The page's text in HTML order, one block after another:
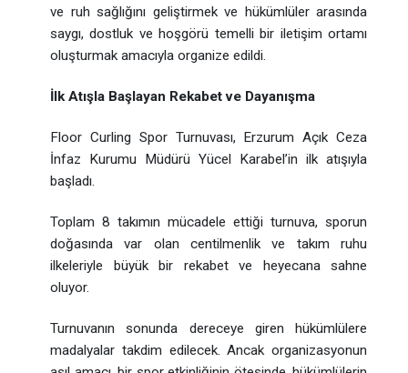
ve ruh sağlığını geliştirmek ve hükümlüler arasında
saygı, dostluk ve hoşgörü temelli bir iletişim ortamı
oluşturmak amacıyla organize edildi.
İlk Atışla Başlayan Rekabet ve Dayanışma
Floor Curling Spor Turnuvası, Erzurum Açık Ceza
İnfaz Kurumu Müdürü Yücel Karabel’in ilk atışıyla
başladı.
Toplam 8 takımın mücadele ettiği turnuva, sporun
doğasında var olan centilmenlik ve takım ruhu
ilkeleriyle büyük bir rekabet ve heyecana sahne
oluyor.
Turnuvanın sonunda dereceye giren hükümlülere
madalyalar takdim edilecek. Ancak organizasyonun